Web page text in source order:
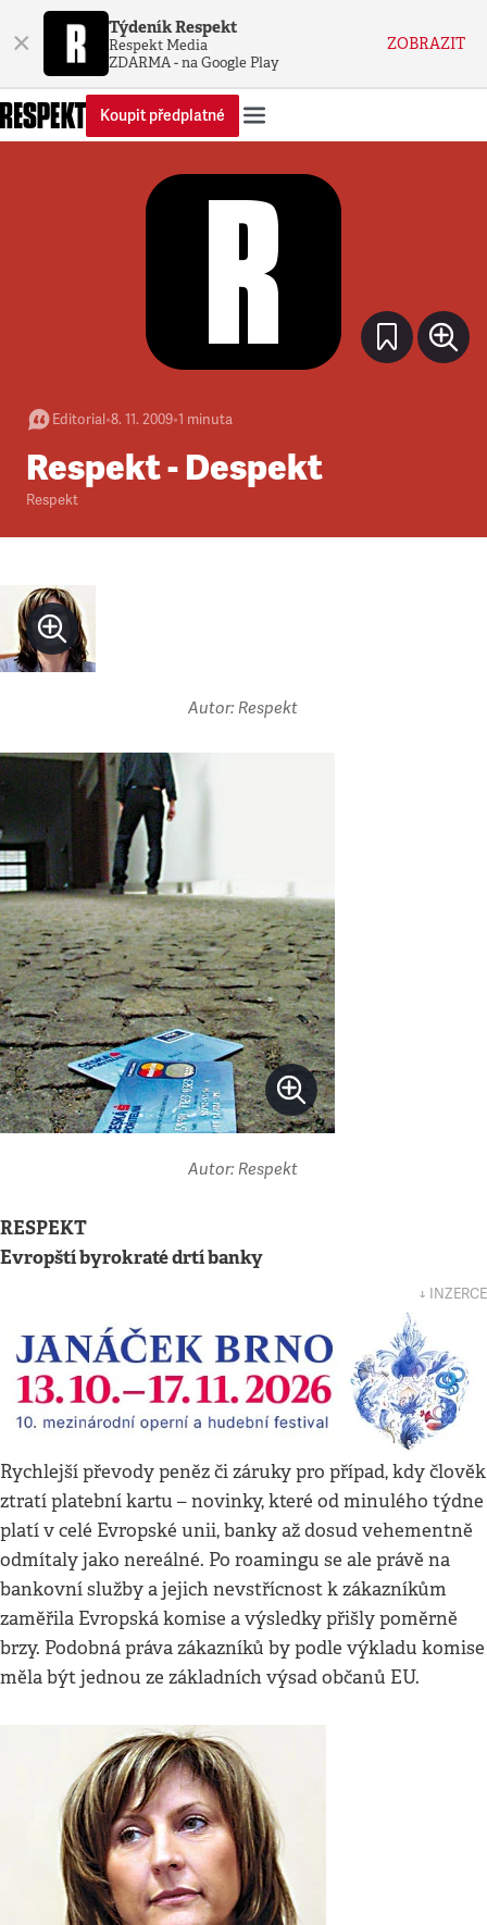
× Týdeník Respekt
Respekt Media
ZDARMA - na Google Play
ZOBRAZIT
Koupit předplatné
Editorial •8. 11. 2009•1 minuta
Respekt - Despekt
Respekt
Autor: Respekt
Autor: Respekt
RESPEKT
Evropští byrokraté drtí banky
↓ INZERCE
Rychlejší převody peněz či záruky pro případ, kdy člověk
ztratí platební kartu – novinky, které od minulého týdne
platí v celé Evropské unii, banky až dosud vehementně
odmítaly jako nereálné. Po roamingu se ale právě na
bankovní služby a jejich nevstřícnost k zákazníkům
zaměřila Evropská komise a výsledky přišly poměrně
brzy. Podobná práva zákazníků by podle výkladu komise
měla být jednou ze základních výsad občanů EU.